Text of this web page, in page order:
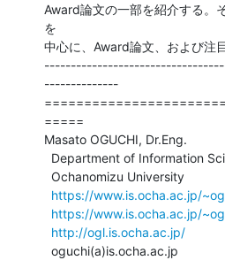
Award論文の一部を紹介する。
を
中心に、Award論文、および注
--------------
=====
Masato OGUCHI, Dr.Eng.
https://www.is.ocha.ac.jp/
https://www.is.ocha.ac.jp/
http://ogl.is.ocha.ac.jp/